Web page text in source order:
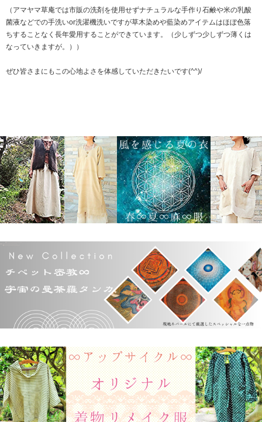
（アマヤマ草庵では市販の洗剤を使用せずナチュラルな手作り石鹸や米の乳酸
菌液などでの手洗いor洗濯機洗いですが草木染めや藍染めアイテムはほぼ色落
ちすることなく長年愛用することができています。（少しずつ少しずつ薄くは
なっていきますが。））
ぜひ皆さまにもこの心地よさを体感していただきたいです(^^)/